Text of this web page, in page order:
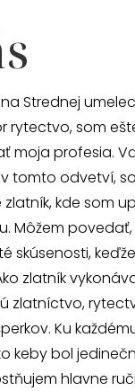
Strednej
rytectvo, som
moja profesia.
tomto odvetví,
kde som
Môžem
skúsenosti,
zlatník
zlatníctvo,
Ku
keby bol
hlavne